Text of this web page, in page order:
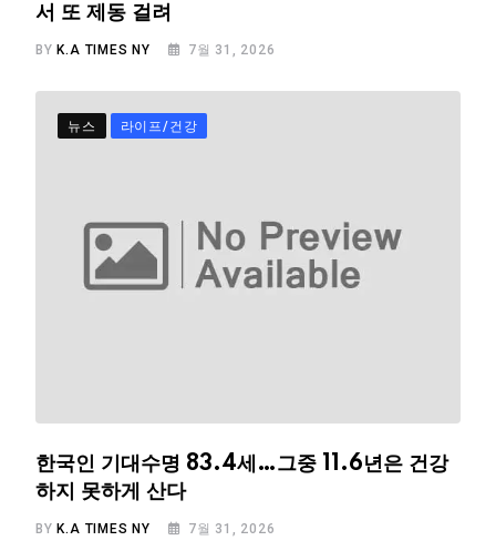
서 또 제동 걸려
BY K.A TIMES NY 7월 31, 2026
뉴스 라이프/건강
한국인 기대수명 83.4세…그중 11.6년은 건강
하지 못하게 산다
BY K.A TIMES NY 7월 31, 2026